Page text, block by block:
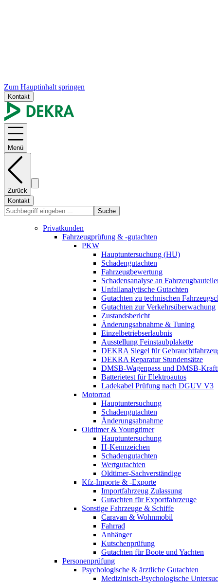
Zum Hauptinhalt springen
Kontakt
Menü
Zurück
Kontakt
Suche
Privatkunden
Fahrzeugprüfung & -gutachten
PKW
Hauptuntersuchung (HU)
Schadengutachten
Fahrzeugbewertung
Schadensanalyse an
Unfallanalytische Gutachten
Gutachten zu technischen
Gutachten zur Verkehrsüberwachung
Zustandsbericht
Änderungsabnahme & Tuning
Einzelbetriebserlaubnis
Ausstellung Feinstaubplakette
DEKRA Siegel für
DEKRA Reparatur Stundensätze
DMSB-Wagenpass und DMSB-
Batterietest für Elektroautos
Ladekabel Prüfung nach DGUV V3
Motorrad
Hauptuntersuchung
Schadengutachten
Änderungsabnahme
Oldtimer & Youngtimer
Hauptuntersuchung
H-Kennzeichen
Schadengutachten
Wertgutachten
Oldtimer-Sachverständige
Kfz-Importe & -Exporte
Importfahrzeug Zulassung
Gutachten für Exportfahrzeuge
Sonstige Fahrzeuge & Schiffe
Caravan & Wohnmobil
Fahrrad
Anhänger
Kutschenprüfung
Gutachten für Boote und Yachten
Personenprüfung
Psychologische & ärztliche Gutachten
Medizinisch-Psychologische